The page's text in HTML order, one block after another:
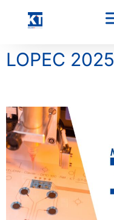
LOPEC 2025